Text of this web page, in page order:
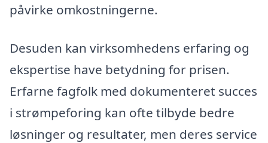
påvirke omkostningerne.
Desuden kan virksomhedens erfaring og
ekspertise have betydning for prisen.
Erfarne fagfolk med dokumenteret succes
i strømpeforing kan ofte tilbyde bedre
løsninger og resultater, men deres service